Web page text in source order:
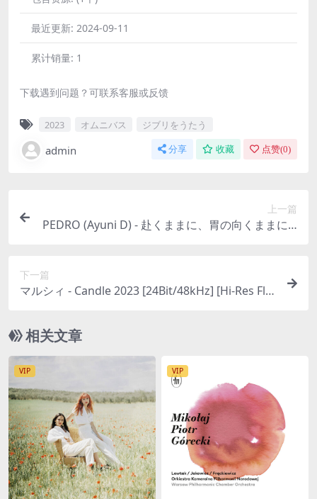
最近更新: 2024-09-11
累计销量: 1
下载遇到问题？可联系客服或反馈
2023 オムニバス ジブリをうたう
admin 分享 收藏 点赞(0)
上一篇
PEDRO (Ayuni D) - 赴くままに、胃の向くままに 2
下一篇
マルシィ - Candle 2023 [24Bit/48kHz] [Hi-Res Fla
相关文章
VIP VIP